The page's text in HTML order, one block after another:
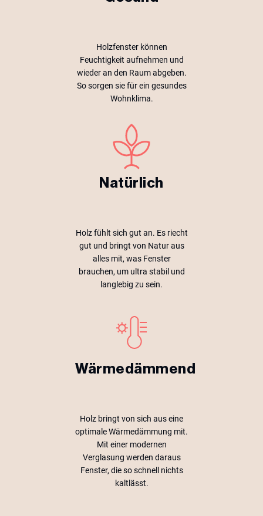
Holzfenster können
Feuchtigkeit aufnehmen und
wieder an den Raum abgeben.
So sorgen sie für ein gesundes
Wohnklima.
Natürlich
Holz fühlt sich gut an. Es riecht
gut und bringt von Natur aus
alles mit, was Fenster
brauchen, um ultra stabil und
langlebig zu sein.
Wärmedämmend
Holz bringt von sich aus eine
optimale Wärmedämmung mit.
Mit einer modernen
Verglasung werden daraus
Fenster, die so schnell nichts
kaltlässt.